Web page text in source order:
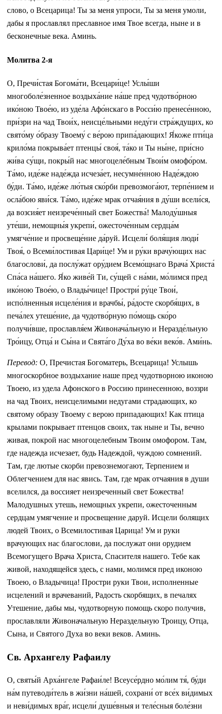
слово, о Всецарица! Ты за меня упроси, Ты за меня умоли,
дабы я прославлял преславное имя Твое всегда, ныне и в
бесконечные века. Аминь.
Молитва 2-я
О, Пречи́стая Богома́ти, Всецари́це! Услы́ши
многоболе́зненное воздыха́ние на́ше пред чудотво́рною
ико́ною Твое́ю, из уде́ла Афо́нскаго в Росси́ю пренесе́нною,
при́зри на чад Твои́х, неисце́льными неду́ги стра́ждущих, ко
свято́му о́бразу Твоему́ с ве́рою припа́дающих! Я́коже пти́ца
крило́ма покрыва́ет птенцы́ своя́, та́ко и Ты ны́не, при́сно
жи́ва су́щи, покры́й нас многоцеле́бным Твои́м омофо́ром.
Та́мо, иде́же наде́жда исчеза́ет, несумне́нною Наде́ждою
бу́ди. Та́мо, иде́же лю́тыя ско́рби превозмога́ют, терпе́нием и
осла́бою яви́ся. Та́мо, иде́же мрак отчая́ния в ду́ши всели́ся,
да возсия́ет неизрече́нный свет Божества́! Малоду́шныя
уте́ши, немощны́я укрепи́, ожесточе́нным сердца́м
умягче́ние и просвеще́ние да́руй. Исцели́ боля́щия люди́
Твоя́, о Всеми́лостивая Цари́це! Ум и ру́ки врачу́ющих нас
благослови́, да послу́жат ору́дием Всемо́щнаго Врача́ Христа́
Спа́са на́шего. Я́ко живе́й Ти, су́щей с на́ми, мо́лимся пред
ико́ною Твое́ю, о Влады́чице! Простри́ ру́це Твои́,
испо́лненныя исцеле́ния и врачбы́, ра́досте скорбя́щих, в
печа́лех утеше́ние, да чудотво́рную по́мощь ско́ро
получи́вше, прославля́ем Живонача́льную и Неразде́льную
Тро́ицу, Отца́ и Сы́на и Свята́го Ду́ха во ве́ки веко́в. Ами́нь.
Перевод: О, Пречистая Богоматерь, Всецарица! Услышь
многоскорбное воздыхание наше пред чудотворною иконою
Твоею, из удела Афонского в Россию принесенною, воззри
на чад Твоих, неисцелимыми недугами страдающих, ко
святому образу Твоему с верою припадающих! Как птица
крылами покрывает птенцов своих, так ныне и Ты, вечно
живая, покрой нас многоцелебным Твоим омофором. Там,
где надежда исчезает, будь Надеждой, чуждою сомнений.
Там, где лютые скорби превознемогают, Терпением и
Облегчением для нас явись. Там, где мрак отчаяния в души
вселился, да воссияет неизреченный свет Божества!
Малодушных утешь, немощных укрепи, ожесточенным
сердцам умягчение и просвещение даруй. Исцели болящих
людей Твоих, о Всемилостивая Царица! Ум и руки
врачующих нас благослови, да послужат они орудием
Всемогущего Врача Христа, Спасителя нашего. Тебе как
живой, находящейся здесь, с нами, молимся пред иконою
Твоею, о Владычица! Простри руки Твои, исполненные
исцелений и врачеваний, Радость скорбящих, в печалях
Утешение, дабы мы, чудотворную помощь скоро получив,
прославляли Живоначальную Нераздельную Троицу, Отца,
Сына, и Святого Духа во веки веков. Аминь.
Св. Архангелу Рафаилу
О, святы́й Арха́нгеле Рафаи́ле! Всеусе́рдно мо́лим тя́, бу́ди
на́м путеводи́тель в жи́зни на́шей, сохрани́ от все́х ви́димых
и неви́димых вра́г, исцели́ душе́вныя и теле́сныя боле́зни